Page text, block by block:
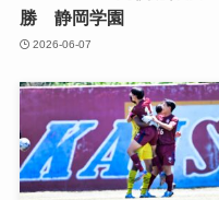
勝 静岡学園
2026-06-07